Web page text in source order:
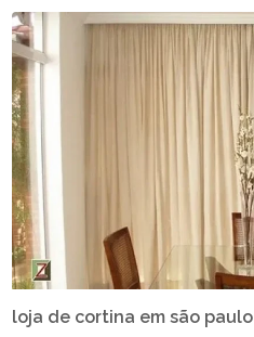
loja de cortina em são paulo